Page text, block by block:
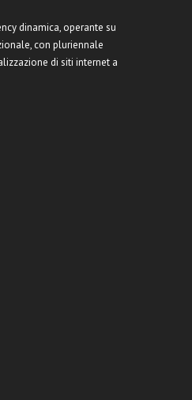
dinamica, operante su
con pluriennale
di siti internet a